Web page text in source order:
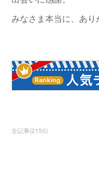
みなさま本当に、あり
全記事(2150)